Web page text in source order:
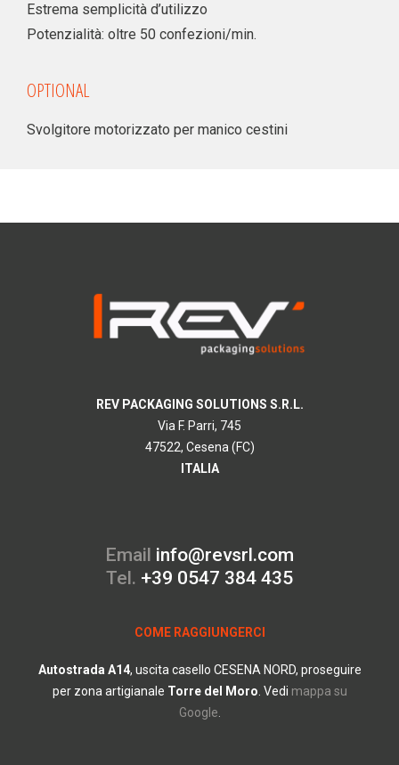
Estrema semplicità d’utilizzo
Potenzialità: oltre 50 confezioni/min.
OPTIONAL
Svolgitore motorizzato per manico cestini
REV PACKAGING SOLUTIONS S.R.L.
Via F. Parri, 745
47522, Cesena (FC)
ITALIA
Email info@revsrl.com
Tel. +39 0547 384 435
COME RAGGIUNGERCI
Autostrada A14, uscita casello CESENA NORD, proseguire
per zona artigianale Torre del Moro Vedi mappa su
Google